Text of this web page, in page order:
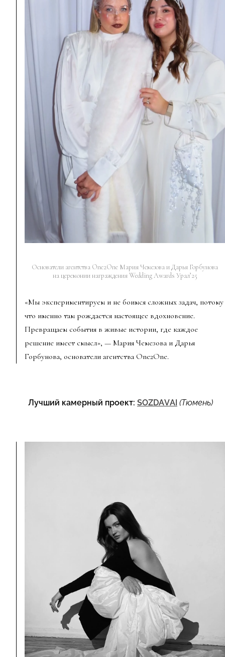
Основатели агентства One2One Мария Чемезова и Дарья Горбунова
на церемонии награждения Wedding Awards Урал’25
«Мы экспериментируем и не боимся сложных задач, потому
что именно там рождается настоящее вдохновение.
Превращаем события в живые истории, где каждое
решение имеет смысл», — Мария Чемезова и Дарья
Горбунова, основатели агентства One2One.
Лучший камерный проект: SOZDAVAI (Тюмень)